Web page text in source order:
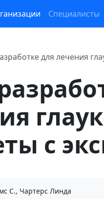
Специалисты
для лечения
с
С., Чартерс Линда